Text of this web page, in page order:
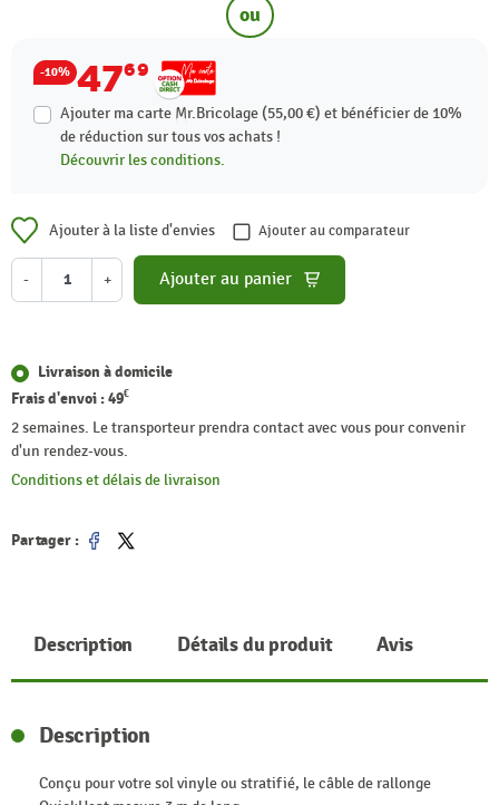
ou
-10% 4769
Ajouter ma carte Mr.Bricolage (55,00 €) et bénéficier de 10%
de réduction sur tous vos achats !
Découvrir les conditions.
Ajouter à la liste d'envies Ajouter au comparateur
- + Ajouter au panier
Livraison à domicile
Frais d'envoi :49€
2 semaines. Le transporteur prendra contact avec vous pour convenir
d'un rendez-vous.
Conditions et délais de livraison
Partager :
Partager
Tweet
Description Détails du produit Avis
Description
Conçu pour votre sol vinyle ou stratifié, le câble de rallonge